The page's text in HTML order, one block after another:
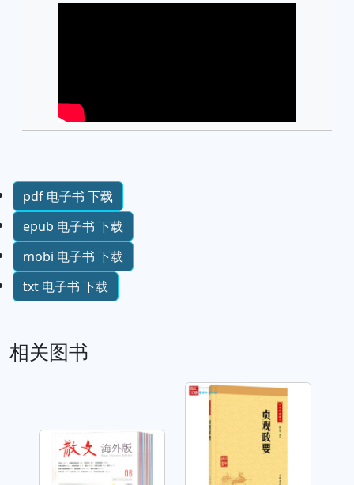
pdf 电子书 下载
epub 电子书 下载
mobi 电子书 下载
txt 电子书 下载
相关图书